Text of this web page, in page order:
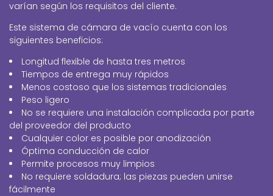
varían según los requisitos del cliente.
Este sistema de cámara de vacío cuenta con los
siguientes beneficios:
Longitud flexible de hasta tres metros
Tiempos de entrega muy rápidos
Menos costoso que los sistemas tradicionales
Peso ligero
No se requiere una instalación complicada por parte
del proveedor del producto
Cualquier color es posible por anodización
Óptima conducción de calor
Permite procesos muy limpios
No requiere soldadura; las piezas pueden unirse
fácilmente